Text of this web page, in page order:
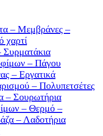
– Μεμβράνες –
χαρτί
Συρματάκια
– Πάγου
– Εργατικά
– Πολυπετσέτες
– Σουρωτήρια
– Θερμό –
– Λαδοτήρια